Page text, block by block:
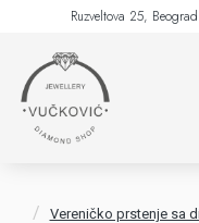
Ruzveltova 25, Beograd
Vereničko prstenje sa